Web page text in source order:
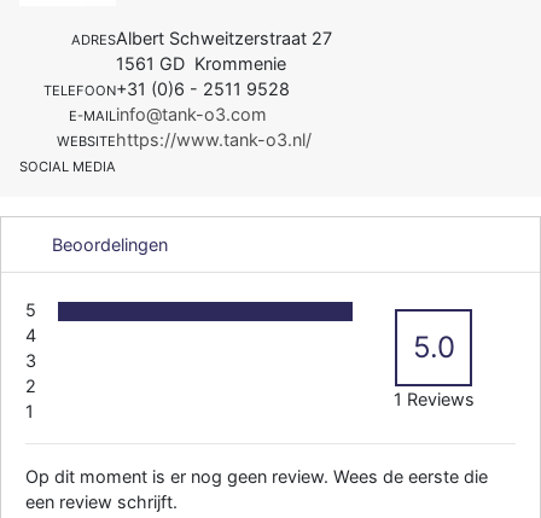
ADRESAlbert Schweitzerstraat 27
1561 GD Krommenie
TELEFOON+31 (0)6 - 2511 9528
E-MAILinfo@tank-o3.com
WEBSITEhttps://www.tank-o3.nl/
SOCIAL MEDIA
Beoordelingen
5
4
3
2
1
5.0
1 Reviews
Op dit moment is er nog geen review. Wees de eerste die
een review schrijft.